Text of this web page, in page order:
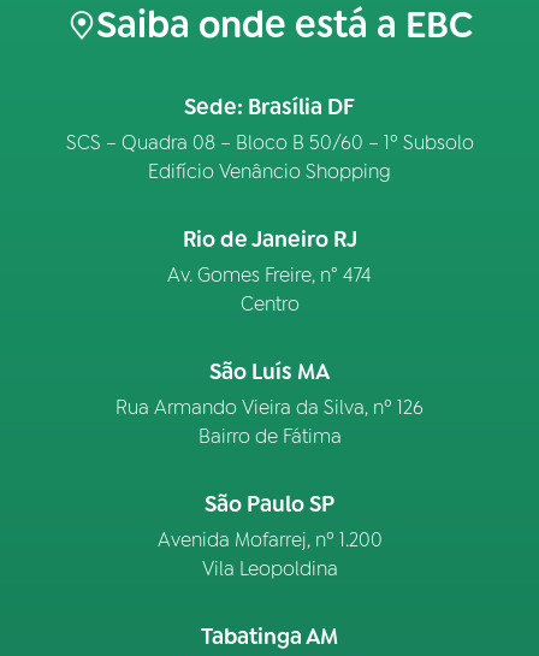
Saiba onde está a EBC
Sede: Brasília DF
SCS – Quadra 08 – Bloco B 50/60 – 1º Subsolo
Edifício Venâncio Shopping
Rio de Janeiro RJ
Av. Gomes Freire, n° 474
Centro
São Luís MA
Rua Armando Vieira da Silva, nº 126
Bairro de Fátima
São Paulo SP
Avenida Mofarrej, nº 1.200
Vila Leopoldina
Tabatinga AM